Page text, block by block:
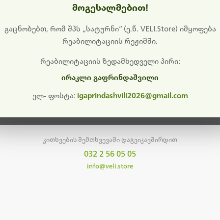
გიხდით შეფერხებისთვის. ამჟამად მიმდინარეობს
განახლება და ტექნიკური სამუშაოები.
მალე ისევ ხელმისაწვდომი იქნება. გმადლობთ მოთმინებისთვის!
მთავარ გვერდზე დაბრუნება
კითხვების შემთხვევაში დაგვიკავშირდით
032 2 56 05 05
info@veli.store
მოგესალმებით!
გაცნობებთ, რომ შპს „სატურნი“ (ე.წ. VELI.Store) იმყოფება
რეაბილიტაციის რეჟიმში.
რეაბილიტაციის ზედამხედველი პირი:
ირაკლი გაფრინდაშვილი
ელ- ფოსტა: igaprindashvili2026@gmail.com